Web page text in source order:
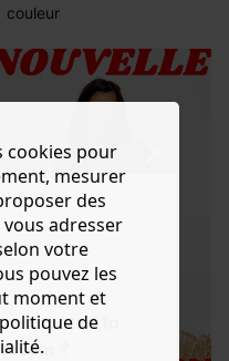
redirected to
?
1 couleur
cookies pour
mesurer
des
adresser
votre
pouvez les
moment et
de